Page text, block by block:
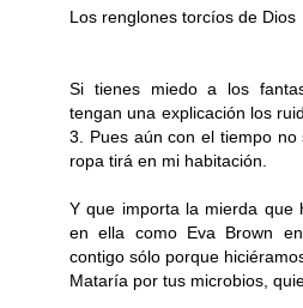
Los renglones torcíos de Dios
Si tienes miedo a los
tengan una explicación los
3. Pues aún con el tiempo
ropa tirá en mi habitación.
Y que importa la mierda que
en ella como Eva Brown
contigo sólo porque
Mataría por tus microbios,